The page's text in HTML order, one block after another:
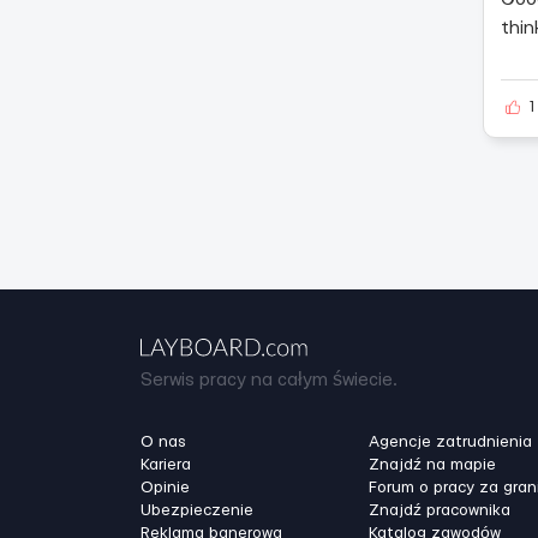
1
Serwis pracy na całym świecie.
O nas
Kariera
Opinie
Ubezpieczenie
Reklama banerowa
Agencje zatrudnienia
Znajdź na mapie
Forum o pracy za
Znajdź pracownika
Katalog zawodów